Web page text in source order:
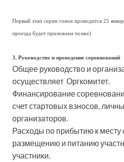
Первый этап серии гонок проводится 25
проезда будет приложена позже).
3. Руководство и проведение соревнований
Общее руководство и
осуществляет Оргкомитет.
Финансирование
счет стартовых взносов,
организаторов.
Расходы по прибытию к месту
размещению и питанию
участники.